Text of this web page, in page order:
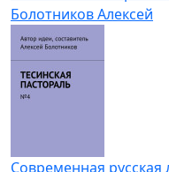
Болотников Алексей
Современная русская